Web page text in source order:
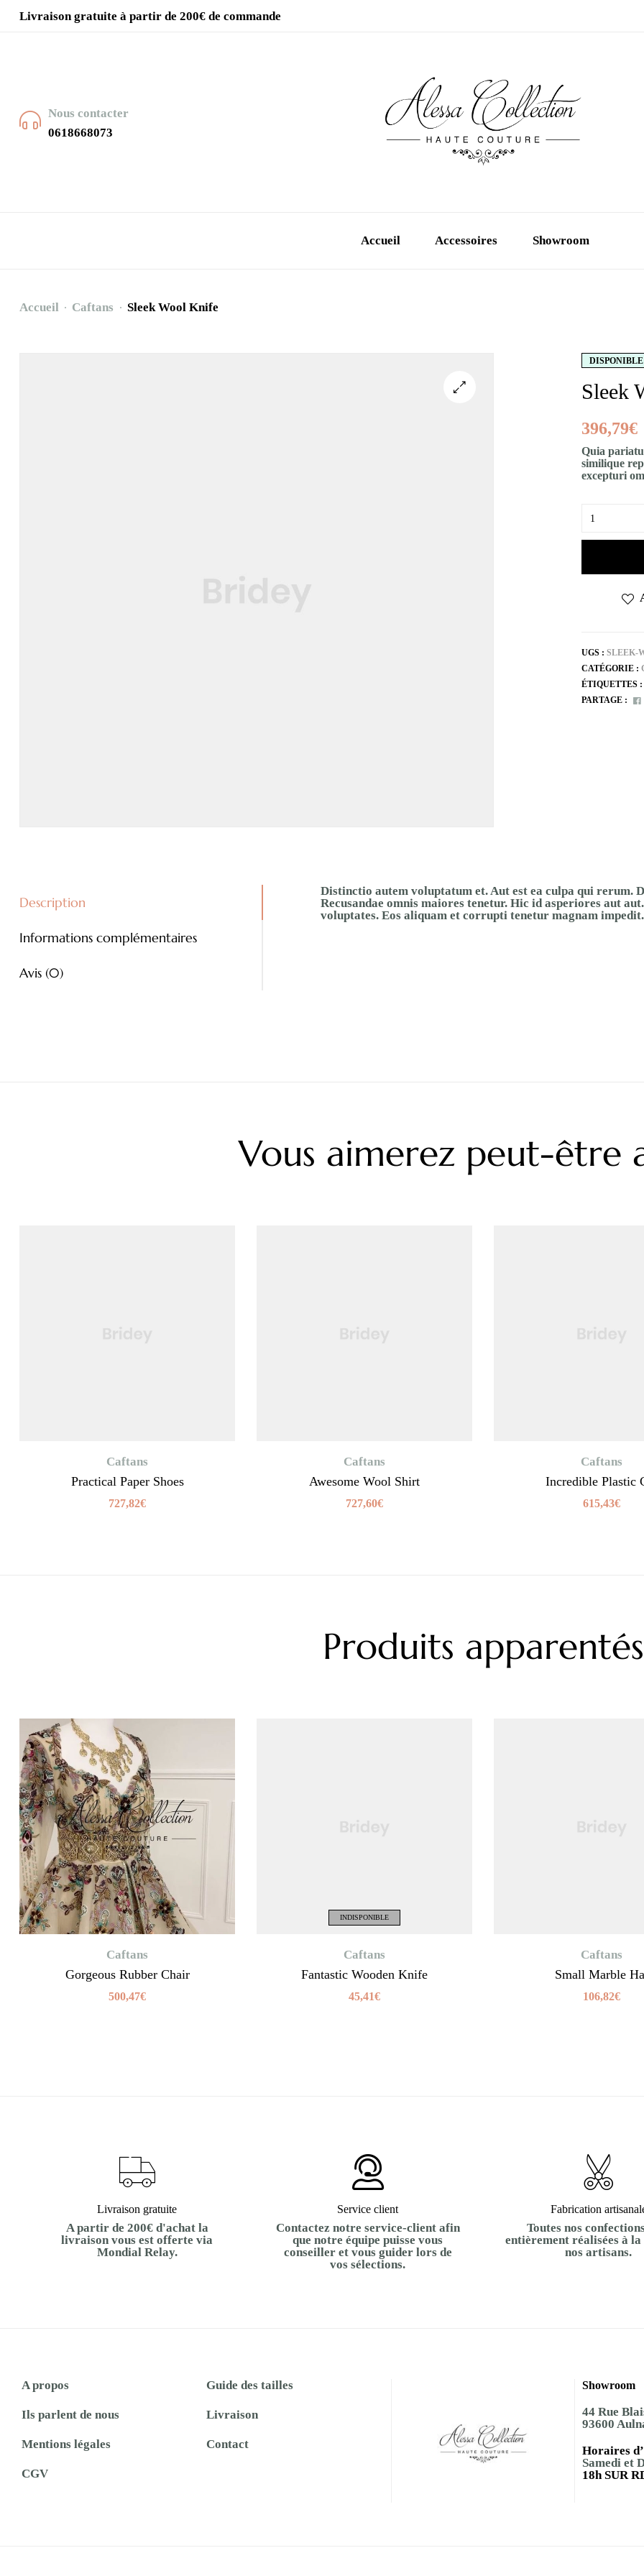
Livraison gratuite à partir de 200€ de commande
Nous contacter
0618668073
Accueil Accessoires Showroom
Sleek
Accueil Caftans Sleek Wool Knife
DISPONIBLE
Sleek
396,79€
Quia
similique
excepturi
UGS :SLEEK-
CATÉGORIE :
ÉTIQUETTES
PARTAGE :
Description
Informations complémentaires
Avis (0)
Distinctio autem voluptatum et. Aut est ea culpa qui rerum.
Recusandae omnis maiores tenetur. Hic id asperiores aut
voluptates. Eos aliquam et corrupti tenetur magnam impedit.
Vous aimerez peut-être
Caftans
Practical Paper Shoes
727,82€
Caftans
Awesome Wool Shirt
727,60€
Caftans
Incredible Plastic
615,43€
Produits apparentés
Caftans
Gorgeous Rubber Chair
500,47€
INDISPONIBLE
Caftans
Fantastic Wooden Knife
45,41€
Caftans
Small Marble
106,82€
Livraison gratuite
A partir de 200€ d'achat la
livraison vous est offerte via
Mondial Relay.
Service client
Contactez notre service-client afin
que notre équipe puisse vous
conseiller et vous guider lors de
vos sélections.
Fabrication
Toutes nos
entièrement réalisées à
nos artisans.
A propos
Ils parlent de nous
Mentions légales
CGV
Guide des tailles
Livraison
Contact
Showroom
44 Rue
93600
Horaires
Samedi et
18h SUR